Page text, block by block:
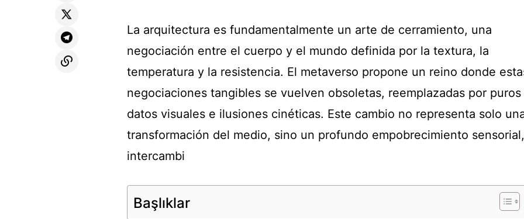
La arquitectura es fundamentalmente un arte de cerramiento, una
negociación entre el cuerpo y el mundo definida por la textura, la
temperatura y la resistencia. El metaverso propone un reino donde
negociaciones tangibles se vuelven obsoletas, reemplazadas por puros
datos visuales e ilusiones cinéticas. Este cambio no representa solo
transformación del medio, sino un profundo empobrecimiento sensorial,
intercambi
Başlıklar